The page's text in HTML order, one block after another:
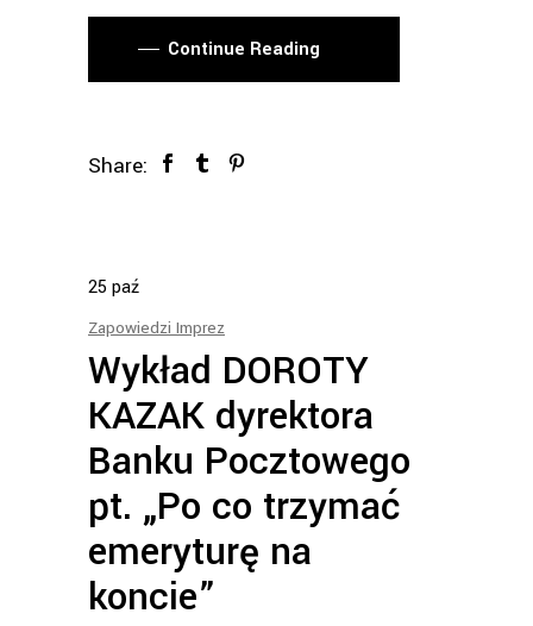
Continue Reading
Share:
25 paź
Zapowiedzi Imprez
Wykład DOROTY
KAZAK dyrektora
Banku Pocztowego
pt. „Po co trzymać
emeryturę na
koncie”